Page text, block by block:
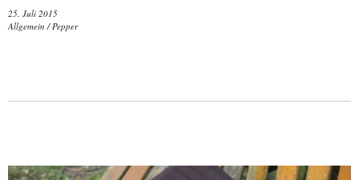
25. Juli 2015
Allgemein /Pepper